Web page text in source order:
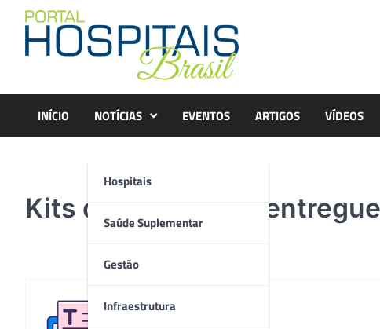
content
INÍCIO NOTÍCIAS
Hospitais
Saúde Suplementar
Gestão
Infraestrutura
EVENTOS ARTIGOS VÍDEOS
Kits de beleza são